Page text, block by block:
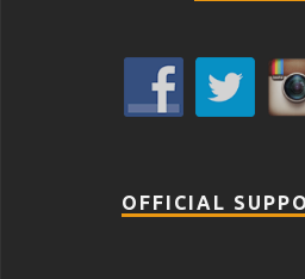
OFFICIAL